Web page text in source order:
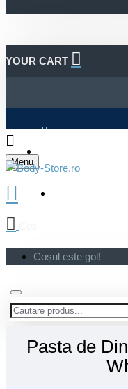
YOUR CART
Menu
Coșul este gol!
Pasta de